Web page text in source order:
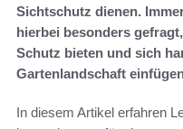
Sichtschutz dienen.
hierbei besonders
Schutz bieten und sich
Gartenlandschaft
In diesem Artikel erfahren